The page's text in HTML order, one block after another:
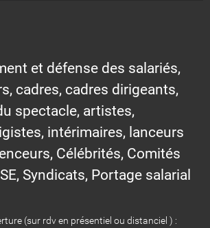
et défense des salariés,
cadres, cadres dirigeants,
spectacle, artistes,
intérimaires, lanceurs
Célébrités, Comités
Syndicats, Portage salarial
(sur rdv en présentiel ou distanciel ) :